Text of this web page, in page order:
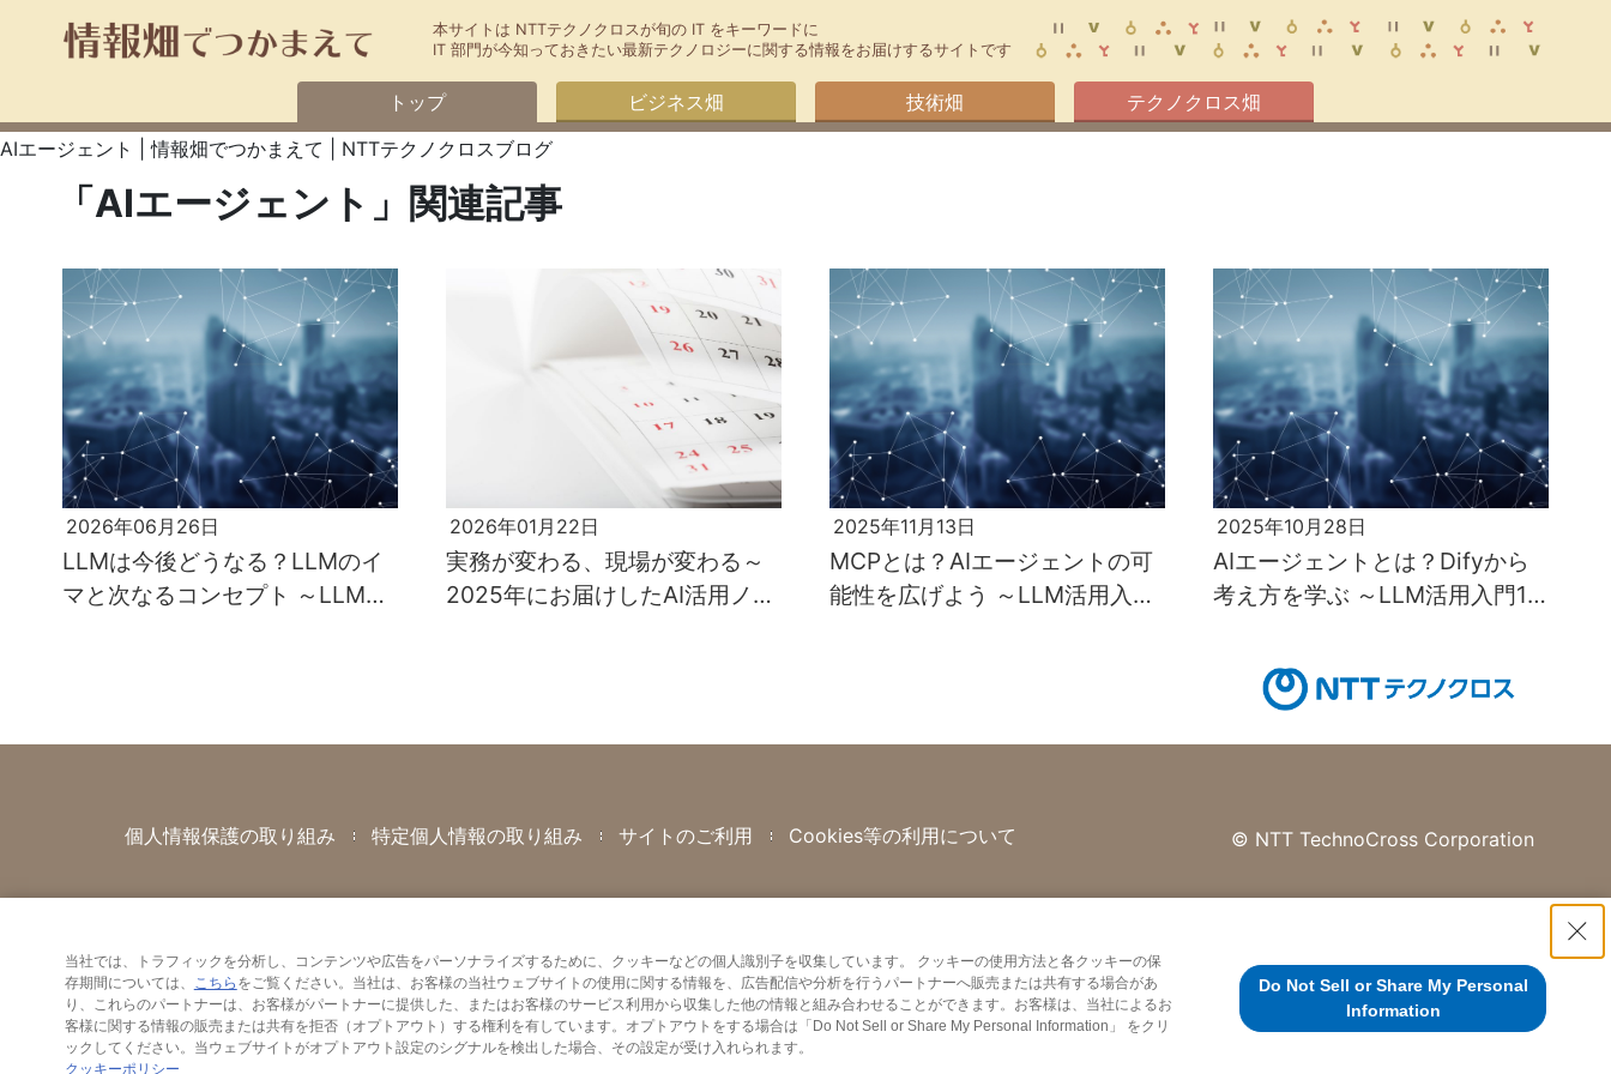
AIエージェント | 情報畑でつかまえて | NTTテクノクロスブログ
本サイトは NTTテクノクロスが旬の IT をキーワードに
IT 部門が今知っておきたい最新テクノロジーに関する情報をお届けするサイトです
トップ ビジネス畑 技術畑 テクノクロス畑
「AIエージェント」関連記事
2026年06月26日
LLMは今後どうなる？LLMのイ
マと次なるコンセプト ～LLM活
2026年01月22日
実務が変わる、現場が変わる～
2025年にお届けしたAI活用ノウ
2025年11月13日
MCPとは？AIエージェントの可
能性を広げよう ～LLM活用入門
2025年10月28日
AIエージェントとは？Difyから
考え方を学ぶ ～LLM活用入門12
個人情報保護の取り組み 特定個人情報の取り組み サイトのご利用 Cookies等の利用について © NTT TechnoCross Corporation
当社では、トラフィックを分析し、コンテンツや広告をパーソナライズするために、クッキーなどの個人識別子を収集しています。 クッキーの使用方法と各クッキーの保
存期間については、
こちら をご覧ください。当社は、お客様の当社ウェブサイトの使用に関する情報を、広告配信や分析を行うパートナーへ販売または共有する場合があ
り、これらのパートナーは、お客様がパートナーに提供した、またはお客様のサービス利用から収集した他の情報と組み合わせることができます。お客様は、当社によるお
客様に関する情報の販売または共有を拒否（オプトアウト）する権利を有しています。オプトアウトをする場合は「Do Not Sell or Share My Personal Information」 をクリ
クッキーポリシー
Do Not Sell or Share My Personal
Information